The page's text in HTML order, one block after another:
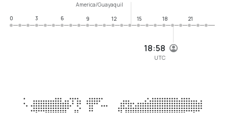
18:58
UTC
America/Guayaquil
0
3 6 9 12 15 18 21